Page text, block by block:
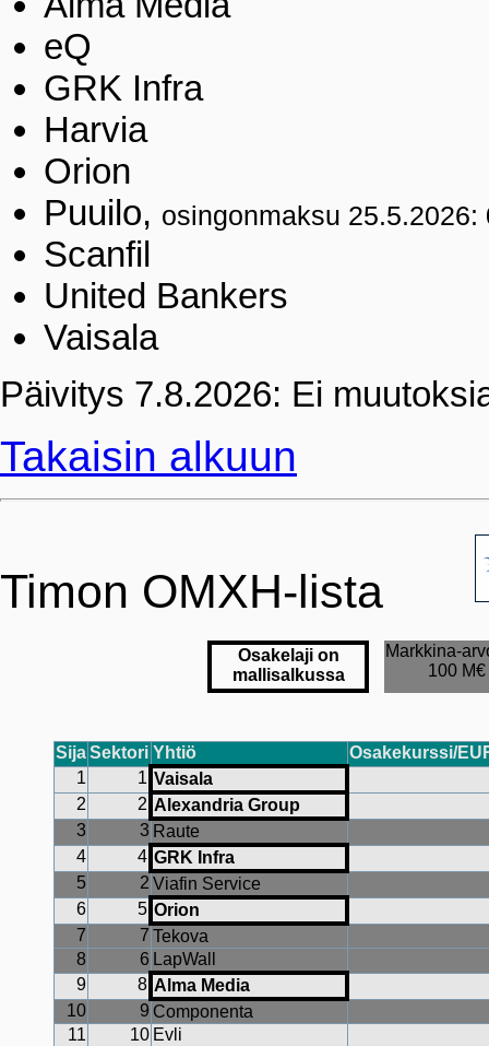
eQ
GRK Infra
Harvia
Orion
Puuilo, osingonmaksu 25.5.2026:
Scanfil
United Bankers
Vaisala
Päivitys 7.8.2026: Ei
Takaisin alkuun
Timon OMXH-lista
Osakelaji on
mallisalkussa
Markkina-
100 M€
SijaSektori Yhtiö
Osakekurssi/
1
1 Vaisala
2
2 Alexandria Group
3
3 Raute
4
4 GRK Infra
5
2 Viafin Service
6
5 Orion
7
7 Tekova
8
6 LapWall
9
8 Alma Media
10
9 Componenta
11
10 Evli